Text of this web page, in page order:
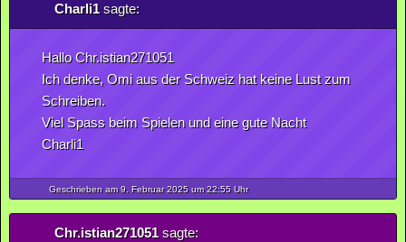
Charli1sagte:
Hallo Chr.istian271051
Ich denke, Omi aus der Schweiz hat keine Lust zum
Schreiben.
Viel Spass beim Spielen und eine gute Nacht
Charli1
Geschrieben am 9. Februar2025um 22:55 Uhr
Chr.istian271051sagte: